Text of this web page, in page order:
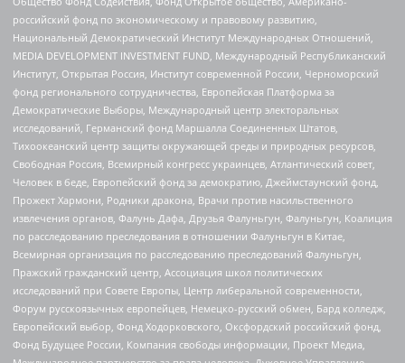
российский фонд по экономическому и правовому развитию,
Национальный Демократический Институт Международных Отношений,
MEDIA DEVELOPMENT INVESTMENT FUND, Международный Республиканский
Институт, Открытая Россия, Институт современной России, Черноморский
фонд регионального сотрудничества, Европейская Платформа за
Демократические Выборы, Международный центр электоральных
исследований, Германский фонд Маршалла Соединенных Штатов,
Тихоокеанский центр защиты окружающей среды и природных ресурсов,
Свободная Россия, Всемирный конгресс украинцев, Атлантический совет,
Человек в беде, Европейский фонд за демократию, Джеймстаунский фонд,
Прожект Хармони, Родники дракона, Врачи против насильственного
извлечения органов, Фалунь Дафа, Друзья Фалуньгун, Фалуньгун, Коалиция
по расследованию преследования в отношении Фалуньгун в Китае,
Всемирная организация по расследованию преследований Фалуньгун,
Пражский гражданский центр, Ассоциация школ политических
исследований при Совете Европы, Центр либеральной современности,
Форум русскоязычных европейцев, Немецко-русский обмен, Бард колледж,
Европейский выбор, Фонд Ходорковского, Оксфордский российский фонд,
Фонд Будущее России, Компания свободы информации, Проект Медиа,